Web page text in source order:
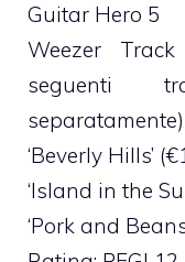
Guitar Hero 5
Weezer
seguenti
separatamente)
‘Beverly Hills’
‘Island in the
‘Pork and